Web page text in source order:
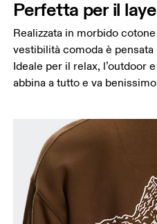
all’altro.
Perfetta per il
Realizzata in morbido
vestibilità comoda è
Ideale per il relax, l’outdoor
abbina a tutto e va